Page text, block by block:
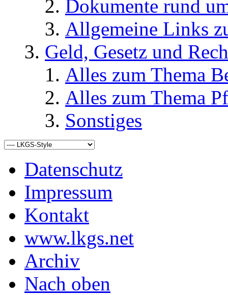
Dokumente rund
Allgemeine Links
Geld, Gesetz und
Alles zum Thema
Alles zum Thema
Sonstiges
Datenschutz
Impressum
Kontakt
www.lkgs.net
Archiv
Nach oben